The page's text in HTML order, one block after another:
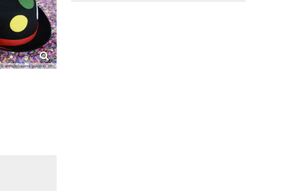
© anncapictures_pixabay_pbs